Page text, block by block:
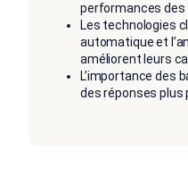
performances des
Les technologies
automatique et
améliorent leurs
L’importance des
des réponses